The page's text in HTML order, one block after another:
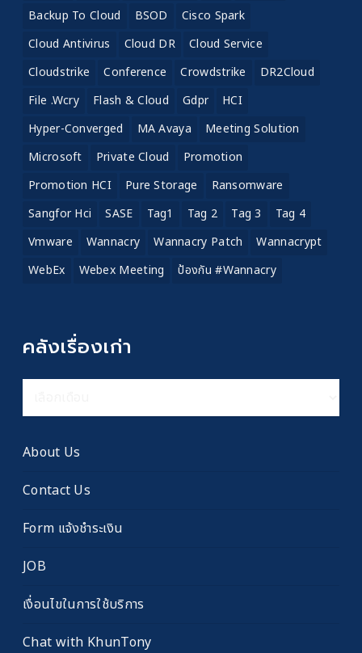
Backup To Cloud
BSOD
Cisco Spark
Cloud Antivirus
Cloud DR
Cloud Service
Cloudstrike
Conference Crowdstrike
DR2Cloud
File .wcry
Flash & Cloud Gdpr
HCI
Hyper-Converged
MA Avaya
Meeting Solution
Microsoft
Private Cloud
Promotion
Promotion HCI
Pure Storage
Ransomware
Sangfor Hci
SASE Tag1 Tag 2 Tag 3
Tag 4
Vmware
Wannacry Wannacry Patch
Wannacrypt
WebEx
Webex Meeting ป้องกัน #wannacry
คลังเรื่องเก่า
เรื่อง
About Us
Contact Us
Form แจ้งชำระเงิน
JOB
เงื่อนไขในการใช้บริการ
Chat with KhunTony